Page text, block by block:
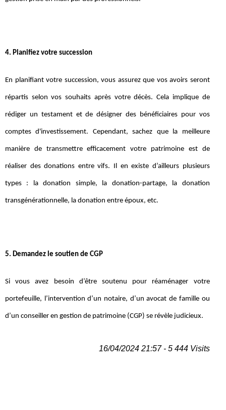
4. Planifiez votre succession
En planifiant votre succession, vous assurez que vos avoirs seront
répartis selon vos souhaits après votre décès. Cela implique de
rédiger un testament et de désigner des bénéficiaires pour vos
comptes d'investissement. Cependant, sachez que la meilleure
manière de transmettre efficacement votre patrimoine est de
réaliser des donations entre vifs. Il en existe d’ailleurs plusieurs
types : la donation simple, la donation-partage, la donation
transgénérationnelle, la donation entre époux, etc.
5. Demandez le soutien de CGP
Si vous avez besoin d’être soutenu pour réaménager votre
portefeuille, l’intervention d’un notaire, d’un avocat de famille ou
d’un conseiller en gestion de patrimoine (CGP) se révèle judicieux.
16/04/2024 21:57 - 5 444 Visits